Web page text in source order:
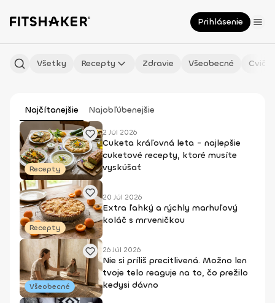
Prihlásenie
Všetky Recepty Zdravie Všeobecné
Najčítanejšie Najobľúbenejšie
Recepty
2 Júl 2026
Cuketa kráľovná leta - najlepšie
cuketové recepty, ktoré musíte
vyskúšať
Recepty
20 Júl 2026
Extra ľahký a rýchly marhuľový
koláč s mrveničkou
Všeobecné
26 Júl 2026
Nie si príliš precitlivená. Možno len
tvoje telo reaguje na to, čo prežilo
kedysi dávno